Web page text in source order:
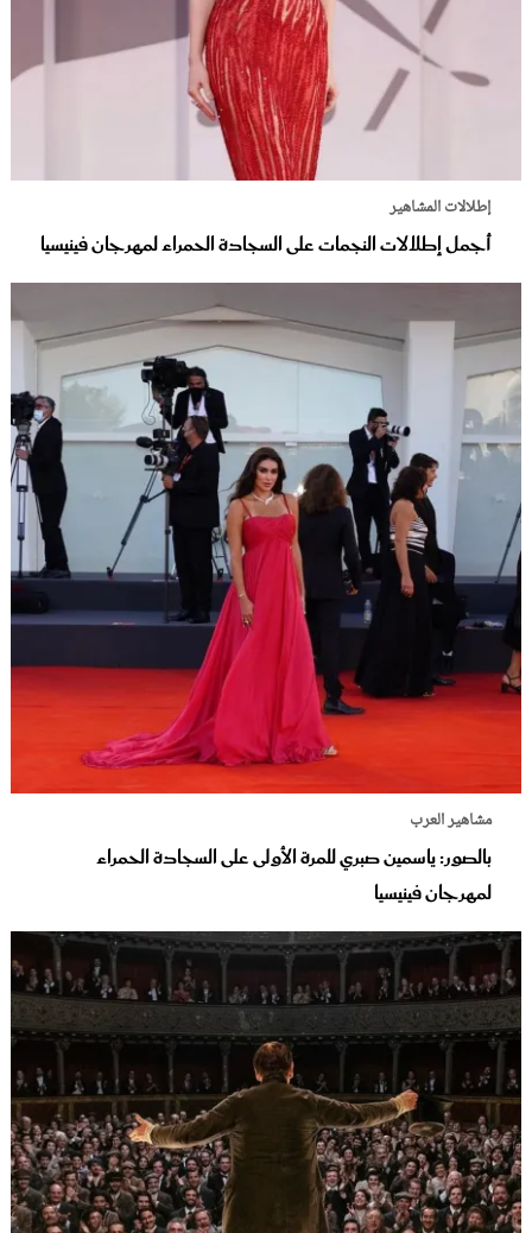
إطلالات المشاهير
أجمل إطلالات النجمات على السجادة الحمراء لمهرجان فينيسيا
مشاهير العرب
بالصور: ياسمين صبري للمرة الأولى على السجادة الحمراء
لمهرجان فينيسيا